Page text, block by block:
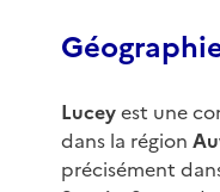
Luceyest une
dans la région
précisément